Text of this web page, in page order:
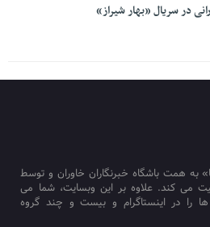
در سریال «بهار شیراز»
به همت باشگاه خبرنگاران خاوران و توسط
می کند. علاوه بر این وبسایت، شما می
ها را در اینستاگرام و بیست و چند گروه